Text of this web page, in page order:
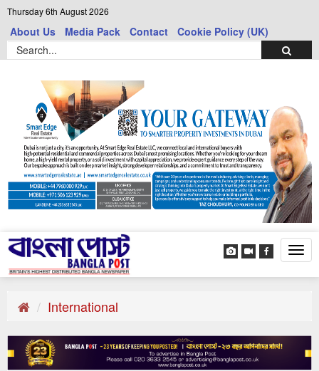
Thursday 6th August 2026
About Us Media Pack Contact Cookie Policy (UK)
International